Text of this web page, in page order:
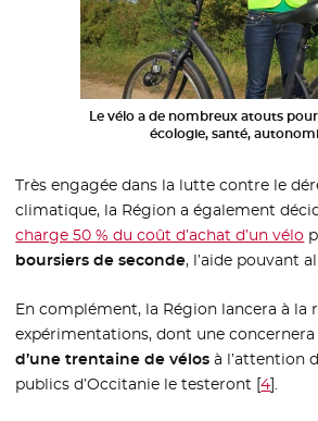
Le vélo a de nombreux atouts
écologie, santé,
Très engagée dans la lutte contre le
climatique, la Région a également
charge 50 % du coût d’achat d’un vélo
boursiers de seconde, l’aide pouvant
En complément, la Région lancera à la
expérimentations, dont une
d’une trentaine de vélos à l’attention
publics d’Occitanie le testeront [4].